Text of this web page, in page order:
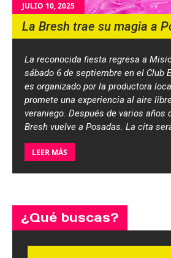
JULIO 10, 2025
La Bresh trae su magia a
La reconocida fiesta regresa a
sábado 6 de septiembre en el Club
es organizado por la productora
promete una experiencia al aire
veraniego. Después de varios años
Bresh vuelve a Posadas. La cita
LEER MÁS
¿Qué buscas?